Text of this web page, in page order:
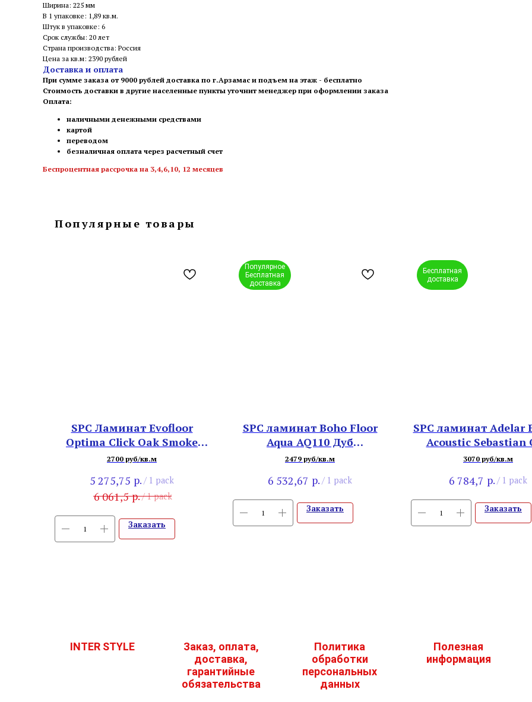
Ширина: 225 мм
В 1 упаковке: 1,89 кв.м.
Штук в упаковке: 6
Срок службы: 20 лет
Страна производства: Россия
Цена за кв.м: 2390 рублей
Доставка и оплата
При сумме заказа от 9000 рублей доставка по г.Арзамас и подъем на этаж - бесплатно
Стоимость доставки в другие населенные пункты уточнит менеджер при оформлении заказа
Оплата:
наличными денежными средствами
картой
переводом
безналичная оплата через расчетный счет
Беспроцентная рассрочка на 3,4,6,10, 12 месяцев
Популярные товары
SPC Ламинат Evofloor
Optima Click Оak Smoke
035-23
2700 руб/кв.м
5 275,75 р. / 1 pack
6 061,5 р./1 pack
Заказать
Популярное
Бесплатная
доставка
SPC ламинат Boho Floor
Aqua AQ110 Дуб
Европейский
2479 руб/кв.м
6 532,67 р. / 1 pack
Заказать
Бесплатная
доставка
SPC ламинат Adelar
Acoustic Sebastian
05325
3070 руб/кв.м
6 784,7 р. / 1 pack
Заказать
INTER STYLE
Заказ, оплата,
доставка,
гарантийные
обязательства
Политика
обработки
персональных
данных
Полезная
информация